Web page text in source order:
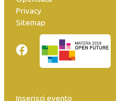
Privacy
Sitemap
Inserisci evento